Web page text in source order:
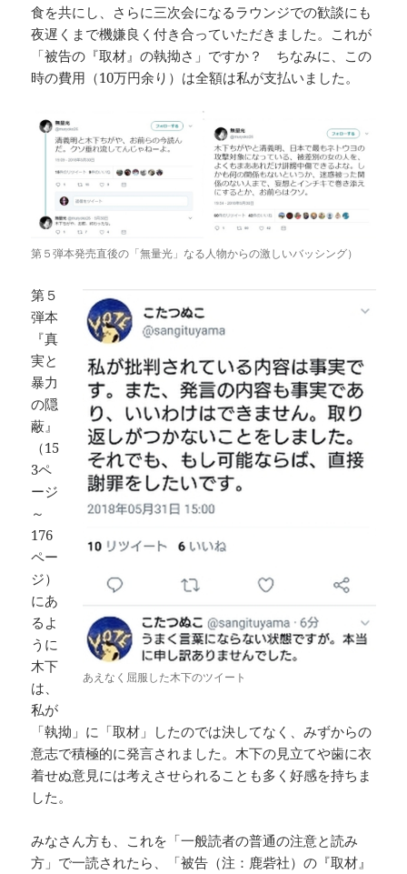
食を共にし、さらに三次会になるラウンジでの歓談にも
夜遅くまで機嫌良く付き合っていただきました。これが
「被告の『取材』の執拗さ」ですか？ ちなみに、この
時の費用（10万円余り）は全額は私が支払いました。
第５弾本発売直後の「無量光」なる人物からの激しいバッシング）
あえなく屈服した木下のツイート
第５
弾本
『真
実と
暴力
の隠
蔽』
（15
3ペ
ージ
～
176
ペー
ジ）
にあ
るよ
うに
木下
は、
私が
「執拗」に「取材」したのでは決してなく、みずからの
意志で積極的に発言されました。木下の見立てや歯に衣
着せぬ意見には考えさせられることも多く好感を持ちま
した。
みなさん方も、これを「一般読者の普通の注意と読み
方」で一読されたら、「被告（注：鹿砦社）の『取材』